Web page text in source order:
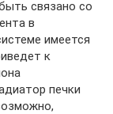
связано со
в
имеется
к
печки